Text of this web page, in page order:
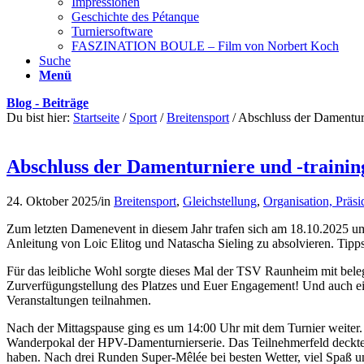
Geschichte des Pétanque
Turniersoftware
FASZINATION BOULE – Film von Norbert Koch
Suche
Menü
Blog - Beiträge
Du bist hier: Startseite / Sport / Breitensport / Abschluss der
Abschluss der Damenturniere und -
24. Oktober 2025/in Breitensport, Gleichstellung, Organisation,
Zum letzten Damenevent in diesem Jahr trafen sich am 18.10.2025
Anleitung von Loic Elitog und Natascha Sieling zu absolvieren.
Für das leibliche Wohl sorgte dieses Mal der TSV Raunheim mit
Zurverfügungstellung des Platzes und Euer Engagement! Und auch
Veranstaltungen teilnahmen.
Nach der Mittagspause ging es um 14:00 Uhr mit dem Turnier
Wanderpokal der HPV-Damenturnierserie. Das Teilnehmerfeld
haben. Nach drei Runden Super-Mêlée bei besten Wetter, viel Spaß